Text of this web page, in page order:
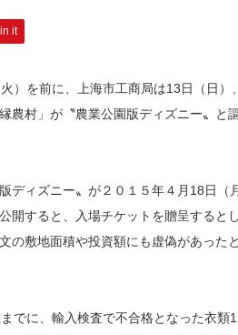
it
）を前に、上海市工商局は13日（日
農村」が〝農業公園版ディズニー〟と
ディズニー〟が２０１５年４月18日（
開すると、入場チケットを贈呈すると
の敷地面積や投資額にも虚偽があった
でに、輸入検査で不合格となった衣類